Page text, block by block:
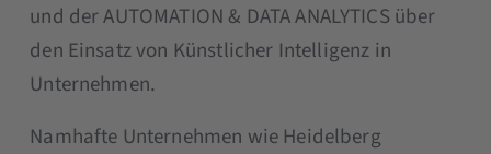
und der AUTOMATION & DATA ANALYTICS über
den Einsatz von Künstlicher Intelligenz in
Unternehmen.
Namhafte Unternehmen wie Heidelberg